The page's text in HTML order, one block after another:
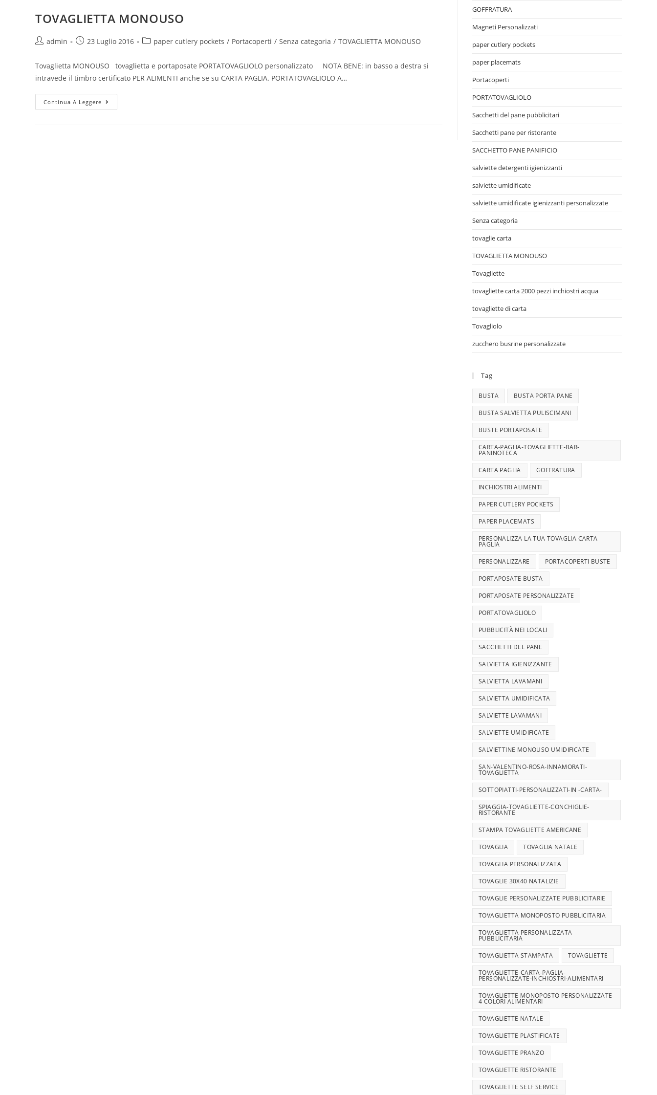
TOVAGLIETTA MONOUSO
Autoreadmin
Articolo23 Luglio 2016
Categoria
paper cutlery pockets / Portacoperti / Senza categoria / TOVAGLIETTA MONOUSO
Tovaglietta MONOUSO tovaglietta e portaposate PORTATOVAGLIOLO personalizzato NOTA BENE: in basso a destra si
intravede il timbro certificato PER ALIMENTI anche se su CARTA PAGLIA. PORTATOVAGLIOLO A…
Continua A Leggere TOVAGLIETTA
MONOUSO
GOFFRATURA
Magneti Personalizzati
paper cutlery pockets
paper placemats
Portacoperti
PORTATOVAGLIOLO
Sacchetti del pane pubblicitari
Sacchetti pane per ristorante
SACCHETTO PANE PANIFICIO
salviette detergenti igienizzanti
salviette umidificate
salviette umidificate igienizzanti personalizzate
Senza categoria
tovaglie carta
TOVAGLIETTA MONOUSO
Tovagliette
tovagliette carta 2000 pezzi inchiostri acqua
tovagliette di carta
Tovagliolo
zucchero busrine personalizzate
Tag
BUSTA BUSTA PORTA PANE
BUSTA SALVIETTA PULISCIMANI
BUSTE PORTAPOSATE
CARTA-PAGLIA-TOVAGLIETTE-BAR-
PANINOTECA
CARTA PAGLIA GOFFRATURA
INCHIOSTRI ALIMENTI
PAPER CUTLERY POCKETS
PAPER PLACEMATS
PERSONALIZZA LA TUA TOVAGLIA CARTA
PAGLIA
PERSONALIZZARE PORTACOPERTI BUSTE
PORTAPOSATE BUSTA
PORTAPOSATE PERSONALIZZATE
PORTATOVAGLIOLO
PUBBLICITÀ NEI LOCALI
SACCHETTI DEL PANE
SALVIETTA IGIENIZZANTE
SALVIETTA LAVAMANI
SALVIETTA UMIDIFICATA
SALVIETTE LAVAMANI
SALVIETTE UMIDIFICATE
SALVIETTINE MONOUSO UMIDIFICATE
SAN-VALENTINO-ROSA-INNAMORATI-
TOVAGLIETTA
SOTTOPIATTI-PERSONALIZZATI-IN -CARTA-
SPIAGGIA-TOVAGLIETTE-CONCHIGLIE-
RISTORANTE
STAMPA TOVAGLIETTE AMERICANE
TOVAGLIA TOVAGLIA NATALE
TOVAGLIA PERSONALIZZATA
TOVAGLIE 30X40 NATALIZIE
TOVAGLIE PERSONALIZZATE PUBBLICITARIE
TOVAGLIETTA MONOPOSTO PUBBLICITARIA
TOVAGLIETTA PERSONALIZZATA
PUBBLICITARIA
TOVAGLIETTA STAMPATA TOVAGLIETTE
TOVAGLIETTE-CARTA-PAGLIA-
PERSONALIZZATE-INCHIOSTRI-ALIMENTARI
TOVAGLIETTE MONOPOSTO PERSONALIZZATE
4 COLORI ALIMENTARI
TOVAGLIETTE NATALE
TOVAGLIETTE PLASTIFICATE
TOVAGLIETTE PRANZO
TOVAGLIETTE RISTORANTE
TOVAGLIETTE SELF SERVICE